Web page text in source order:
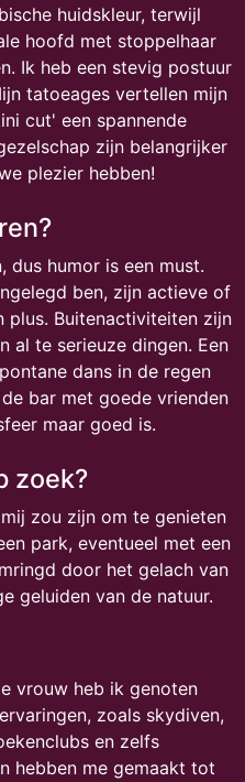
huidskleur, terwijl
hoofd met stoppelhaar
Ik heb een stevig postuur
tatoeages vertellen mijn
cut' een spannende
zijn belangrijker
plezier hebben!
dus humor is een must.
ben, zijn actieve of
plus. Buitenactiviteiten zijn
al te serieuze dingen. Een
dans in de regen
bar met goede vrienden
maar goed is.
zoek?
zou zijn om te genieten
park, eventueel met een
door het gelach van
geluiden van de natuur.
vrouw heb ik genoten
zoals skydiven,
en zelfs
hebben me gemaakt tot